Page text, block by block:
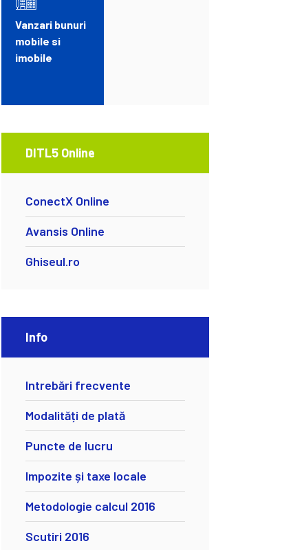
Vanzari bunuri
mobile si
imobile
DITL5 Online
ConectX Online
Avansis Online
Ghiseul.ro
Info
Intrebări frecvente
Modalități de plată
Puncte de lucru
Impozite și taxe locale
Metodologie calcul 2016
Scutiri 2016